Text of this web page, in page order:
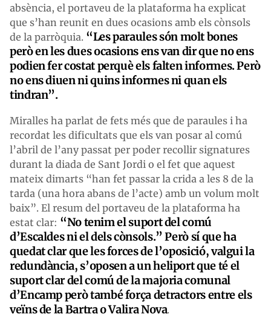
absència, el portaveu de la plataforma ha explicat
que s’han reunit en dues ocasions amb els cònsols
de la parròquia. “Les paraules són molt bones
però en les dues ocasions ens van dir que no ens
podien fer costat perquè els falten informes. Però
no ens diuen ni quins informes ni quan els
tindran”.
Miralles ha parlat de fets més que de paraules i ha
recordat les dificultats que els van posar al comú
l’abril de l’any passat per poder recollir signatures
durant la diada de Sant Jordi o el fet que aquest
mateix dimarts “han fet passar la crida a les 8 de la
tarda (una hora abans de l’acte) amb un volum molt
baix”. El resum del portaveu de la plataforma ha
estat clar: “No tenim el suport del comú
d’Escaldes ni el dels cònsols.” Però sí que ha
quedat clar que les forces de l’oposició, valgui la
redundància, s’oposen a un heliport que té el
suport clar del comú de la majoria comunal
d’Encamp però també força detractors entre els
veïns de la Bartra o Valira Nova.